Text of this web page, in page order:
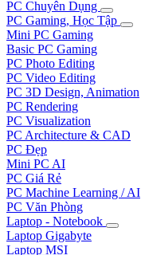
PC Chuyên Dụng
PC Gaming, Học Tập
Mini PC Gaming
Basic PC Gaming
PC Photo Editing
PC Video Editing
PC 3D Design, Animation
PC Rendering
PC Visualization
PC Architecture & CAD
PC Đẹp
Mini PC AI
PC Giá Rẻ
PC Machine Learning / AI
PC Văn Phòng
Laptop - Notebook
Laptop Gigabyte
Laptop MSI